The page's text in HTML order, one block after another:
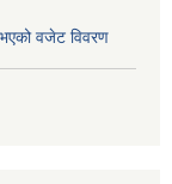
वजेट विवरण